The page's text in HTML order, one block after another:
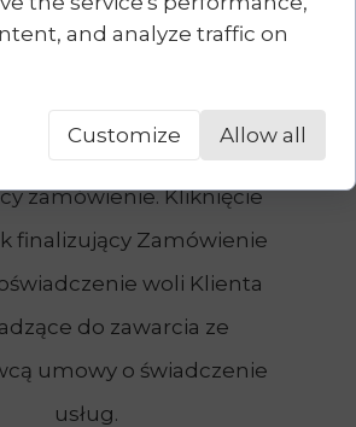
oferowanej przez
składania Zamówienia
kliknięcie w przycisk
zamówienie. Kliknięcie
finalizujący Zamówienie
woli Klienta
do zawarcia ze
umowy o świadczenie
usług.
and analyze traffic on
Customize Allow all